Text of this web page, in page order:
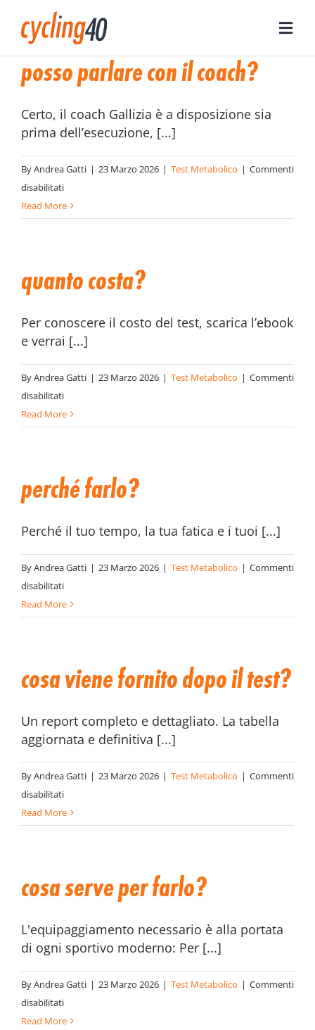
content
Toggle
CHI SONO
PERCHÈ NASCE
SERVIZI
COSA TROVERAI
posso parlare con il coach?
Certo, il coach Gallizia è a disposizione sia
prima dell’esecuzione, [...]
ByAndrea Gatti | 23 Marzo 2026 | Test Metabolico | Commenti
disabilitatisu
Posso
parlare
coach?
Read More
quanto costa?
Per conoscere il costo del test, scarica l’ebook
e verrai [...]
ByAndrea Gatti | 23 Marzo 2026 | Test Metabolico | Commenti
disabilitatisu
Quanto
costa?
Read More
perché farlo?
Perché il tuo tempo, la tua fatica e i tuoi [...]
ByAndrea Gatti | 23 Marzo 2026 | Test Metabolico | Commenti
disabilitatisu
Perché
farlo?
Read More
cosa viene fornito dopo il test?
Un report completo e dettagliato. La tabella
aggiornata e definitiva [...]
ByAndrea Gatti | 23 Marzo 2026 | Test Metabolico | Commenti
disabilitatisu
Cosa
viene
il
Read More
cosa serve per farlo?
L'equipaggiamento necessario è alla portata
di ogni sportivo moderno: Per [...]
ByAndrea Gatti | 23 Marzo 2026 | Test Metabolico | Commenti
disabilitatisu
Cosa
Read More